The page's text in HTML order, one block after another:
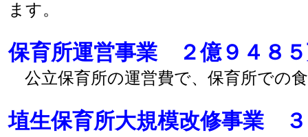
ます。
保育所運営事業 ２億９４８
公立保育所の運営費で、保育所での
埴生保育所大規模改修事業